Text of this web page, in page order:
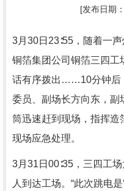
[发布日期
3月30日23∶55，随着一
铜箔集团公司铜箔三四工
话有序拨出……10分钟后
委员、副场长方向东，副
筒迅速赶到现场，指挥造
现场应急处理。
3月31日00∶35，三四工
人到达工场。“此次跳电